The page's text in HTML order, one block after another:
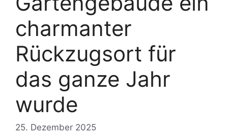
charmanter
Rückzugsort für
das ganze Jahr
wurde
25. Dezember 2025